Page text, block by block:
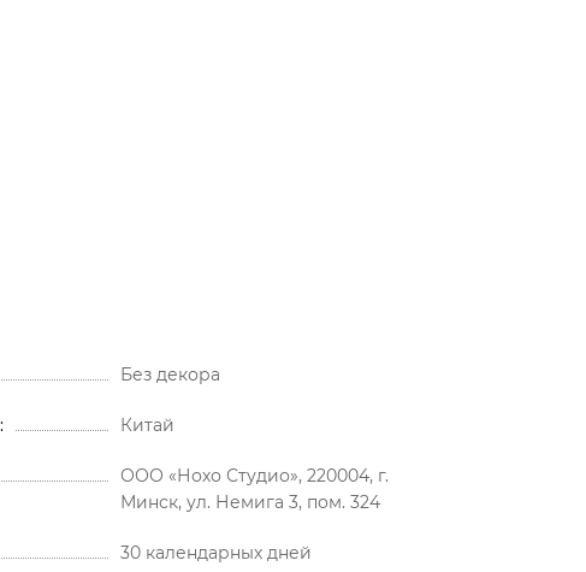
Без декора
Китай
ООО «Нохо Студио», 220004, г.
Минск, ул. Немига 3, пом. 324
30 календарных дней